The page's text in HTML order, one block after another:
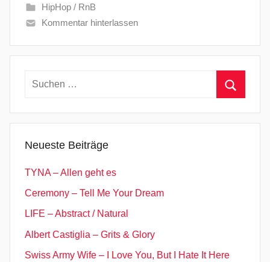
HipHop / RnB
Kommentar hinterlassen
Suchen
Neueste Beiträge
TYNA – Allen geht es
Ceremony – Tell Me Your Dream
LIFE – Abstract / Natural
Albert Castiglia – Grits & Glory
Swiss Army Wife – I Love You, But I Hate It Here